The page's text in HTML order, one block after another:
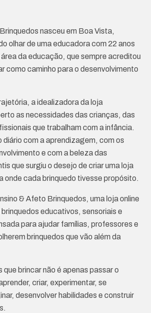
nasceu em Boa Vista,
olhar de uma educadora com 22 anos
da educação, que sempre acreditou
como caminho para o desenvolvimento
a idealizadora da loja
as necessidades das crianças, das
que trabalham com a infância.
diário com a aprendizagem, com os
e com a beleza das
que surgiu o desejo de criar uma loja
onde cada brinquedo tivesse propósito.
& Afeto Brinquedos, uma loja online
educativos, sensoriais e
para ajudar famílias, professores e
brinquedos que vão além da
brincar não é apenas passar o
criar, experimentar, se
desenvolver habilidades e construir